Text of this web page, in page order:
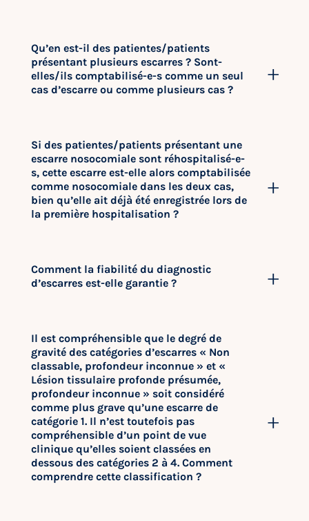
Qu’en est-il des patientes/patients
présentant plusieurs escarres ? Sont-
elles/ils comptabilisé-e-s comme un seul
cas d’escarre ou comme plusieurs cas ?
Si des patientes/patients présentant une
escarre nosocomiale sont réhospitalisé-e-
s, cette escarre est-elle alors comptabilisée
comme nosocomiale dans les deux cas,
bien qu’elle ait déjà été enregistrée lors de
la première hospitalisation ?
Comment la fiabilité du diagnostic
d’escarres est-elle garantie ?
Il est compréhensible que le degré de
gravité des catégories d’escarres « Non
classable, profondeur inconnue » et «
Lésion tissulaire profonde présumée,
profondeur inconnue » soit considéré
comme plus grave qu’une escarre de
catégorie 1. Il n’est toutefois pas
compréhensible d’un point de vue
clinique qu’elles soient classées en
dessous des catégories 2 à 4. Comment
comprendre cette classification ?